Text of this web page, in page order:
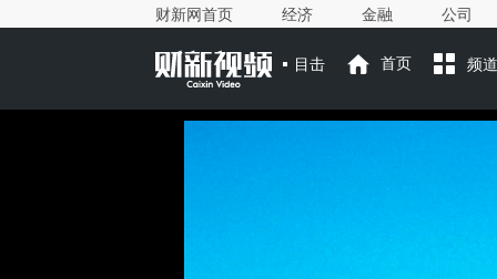
财新网首页 经济 金融 公司
目击 首页 频道